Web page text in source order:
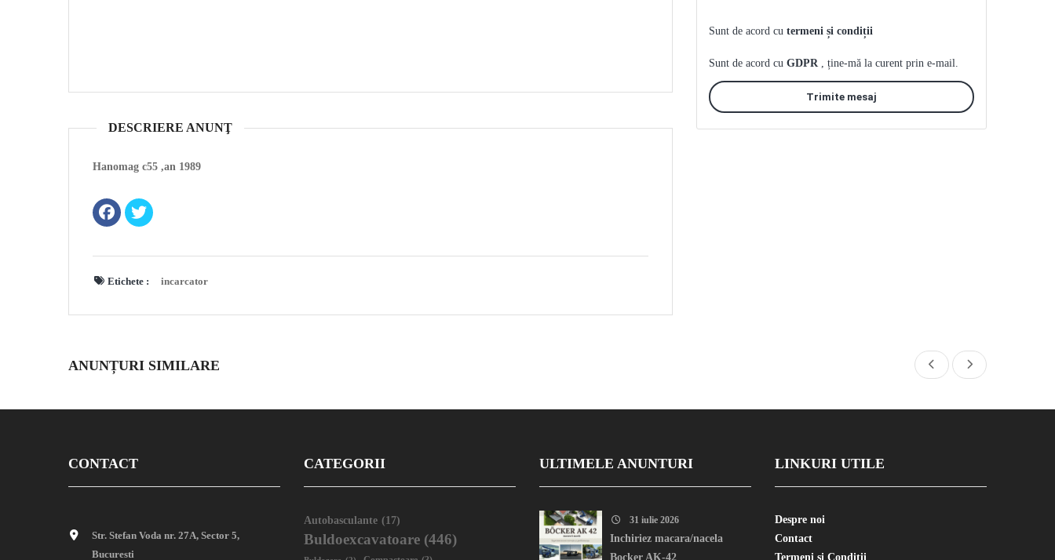
DESCRIERE ANUNŢ
Hanomag c55 ,an 1989
Etichete : incarcator
Sunt de acord cu termeni și condiții
Sunt de acord cu GDPR , ține-mă la curent prin e-mail.
Trimite mesaj
ANUNȚURI SIMILARE
CONTACT
Str. Stefan Voda nr. 27A, Sector 5,
Bucuresti
CATEGORII
Autobasculante (17)
Buldoexcavatoare (446)
ULTIMELE ANUNTURI
31 iulie 2026
Inchiriez macara/nacela
Bocker AK-42
LINKURI UTILE
Despre noi
Contact
Termeni si Conditii